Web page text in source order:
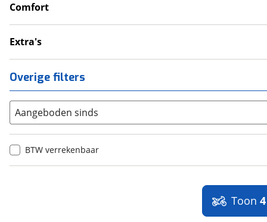
Comfort
Handvatverwarming
Extra's
Overige filters
Aangeboden sinds
BTW verrekenbaar
Toon 4